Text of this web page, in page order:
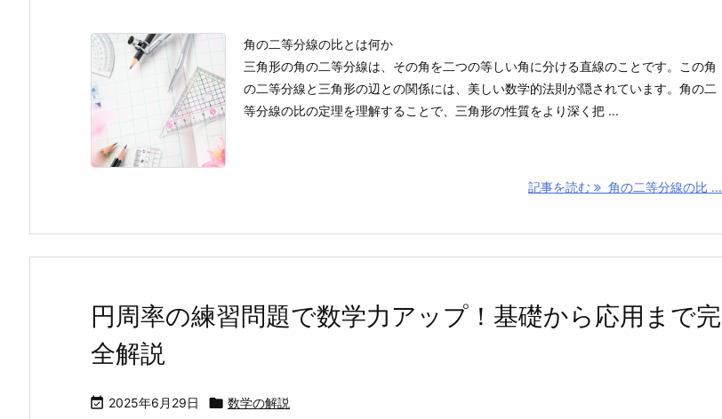
角の二等分線の比とは何か
三角形の角の二等分線は、その角を二つの等しい角に分ける直線のことです。この角
の二等分線と三角形の辺との関係には、美しい数学的法則が隠されています。角の二
等分線の比の定理を理解することで、三角形の性質をより深く把 ...
記事を読む 角の二等分線の比 ...
円周率の練習問題で数学力アップ！基礎から応用まで完
全解説
 2025年6月29日  数学の解説